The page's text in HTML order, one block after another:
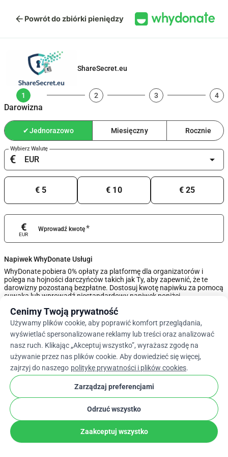
arrow_back Powrót do zbiórki pieniędzy
ShareSecret.eu
1
Darowizna
2 3 4
✔Jednorazowo Miesięczny Rocznie
Wybierz Walutę
€ arrow_drop_down
€ 5 € 10 € 25
Wprowadź kwotę*
€
EUR
Napiwek WhyDonate Usługi
WhyDonate pobiera 0% opłaty za platformę dla organizatorów i
polega na hojności darczyńców takich jak Ty, aby zapewnić, że te
darowizny pozostaną bezpłatne. Dostosuj kwotę napiwku za pomocą
suwaka lub wprowadź niestandardowy napiwek poniżej.
0%
Wprowadź Niestandardową Wskazówkę
Dalej
Cenimy Twoją prywatność
Używamy plików cookie, aby poprawić komfort przeglądania,
wyświetlać spersonalizowane reklamy lub treści oraz analizować
nasz ruch. Klikając „Akceptuj wszystko”, wyrażasz zgodę na
używanie przez nas plików cookie. Aby dowiedzieć się więcej,
zajrzyj do naszego politykę prywatności i plików cookies.
Zarządzaj preferencjami
Odrzuć wszystko
Zaakceptuj wszystko